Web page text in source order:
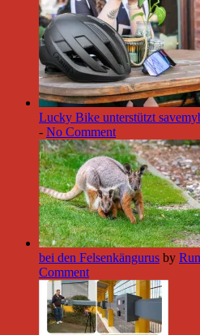
Lucky Bike unterstützt
- No Comment
bei den Felsenkängurus by
Comment